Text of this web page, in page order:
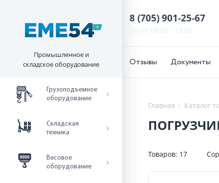
Промышленное и
складское оборудование
Грузоподъемное
оборудование
Складская
техника
Весовое
оборудование
8 (705) 901-25-67
пн-пт 09:00 - 18:00
Отзывы Документы
Главная Каталог
Товаров: 17